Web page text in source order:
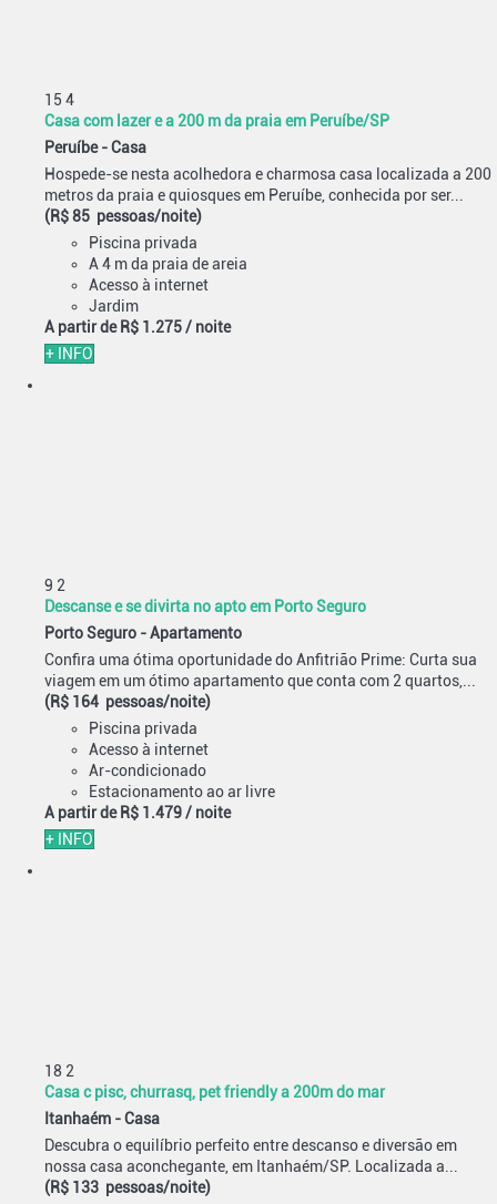
15 4
Casa com lazer e a 200 m da praia em Peruíbe/SP
Peruíbe -Casa
Hospede-se nesta acolhedora e charmosa casa localizada a 200
metros da praia e quiosques em Peruíbe, conhecida por ser...
(R$ 85 pessoas/noite)
Piscina privada
A 4 m da praia de areia
Acesso à internet
Jardim
A partir de R$ 1.275/ noite
+ INFO
9 2
Descanse e se divirta no apto em Porto Seguro
Porto Seguro -Apartamento
Confira uma ótima oportunidade do Anfitrião Prime: Curta sua
viagem em um ótimo apartamento que conta com 2 quartos,...
(R$ 164 pessoas/noite)
Piscina privada
Acesso à internet
Ar-condicionado
Estacionamento ao ar livre
A partir de R$ 1.479/ noite
+ INFO
18 2
Casa c pisc, churrasq, pet friendly a 200m do mar
Itanhaém -Casa
Descubra o equilíbrio perfeito entre descanso e diversão em
nossa casa aconchegante, em Itanhaém/SP. Localizada a...
(R$ 133 pessoas/noite)